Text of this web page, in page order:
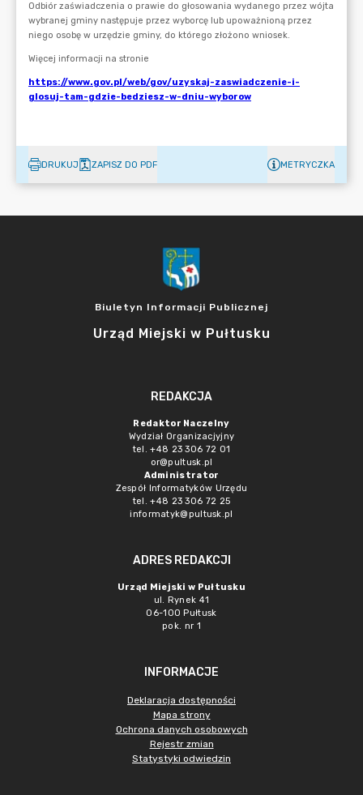
DRUKUJ ZAPISZ DO PDF METRYCZKA
Biuletyn Informacji Publicznej
Urząd Miejski w Pułtusku
REDAKCJA
Redaktor Naczelny
Wydział Organizacjyjny
tel. +48 23 306 72 01
or@pultusk.pl
Administrator
Zespół Informatyków Urzędu
tel. +48 23 306 72 25
informatyk@pultusk.pl
ADRES REDAKCJI
Urząd Miejski w Pułtusku
ul. Rynek 41
06-100 Pułtusk
pok. nr 1
INFORMACJE
Deklaracja dostępności
Mapa strony
Ochrona danych osobowych
Rejestr zmian
Statystyki odwiedzin